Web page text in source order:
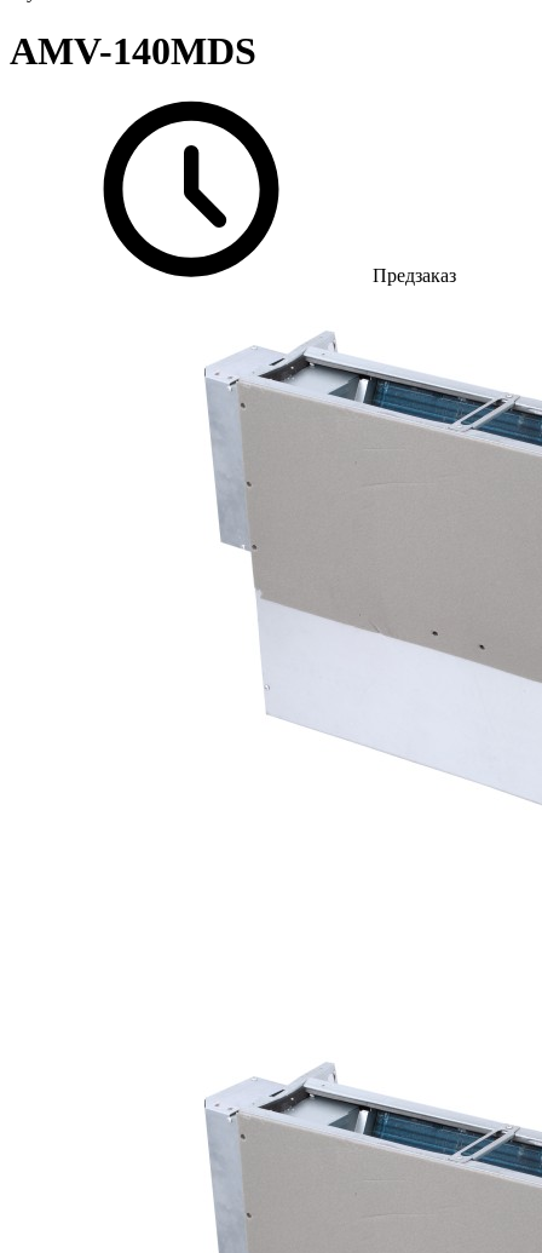
AMV-140MDS
Предзаказ